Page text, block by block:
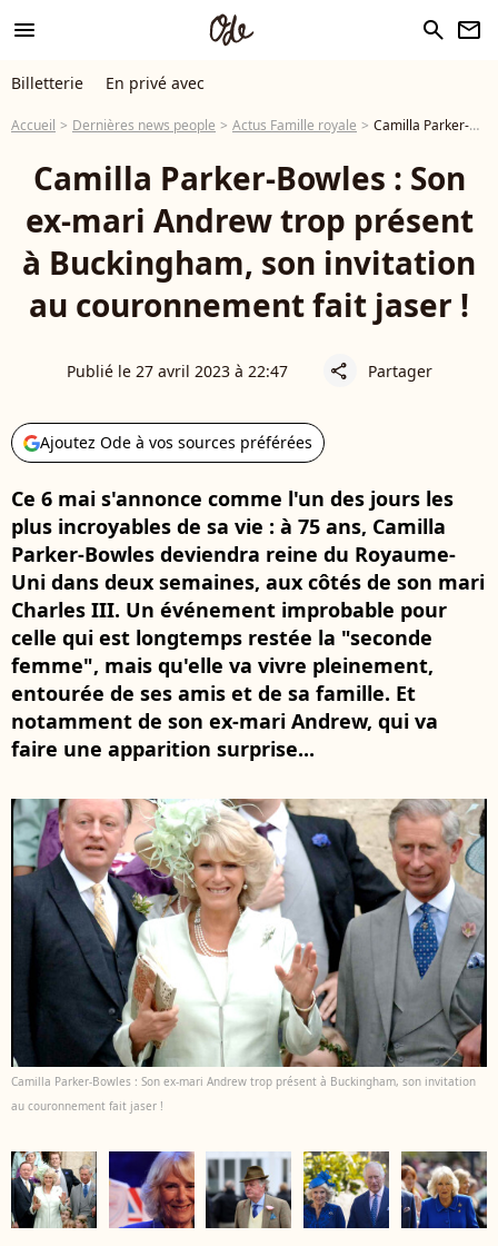
menu search newsletter
Billetterie En privé avec
Accueil Dernières news people Actus Famille royale Camilla Parker-Bowles : Son ex-mari Andrew trop présent à Buckingham, son invitation au couronnement fait jaser !
Camilla Parker-Bowles : Son
ex-mari Andrew trop présent
à Buckingham, son invitation
au couronnement fait jaser !
Publié le 27 avril 2023 à 22:47 share Partager
Ajoutez Ode à vos sources préférées
Ce 6 mai s'annonce comme l'un des jours les
plus incroyables de sa vie : à 75 ans, Camilla
Parker-Bowles deviendra reine du Royaume-
Uni dans deux semaines, aux côtés de son mari
Charles III. Un événement improbable pour
celle qui est longtemps restée la "seconde
femme", mais qu'elle va vivre pleinement,
entourée de ses amis et de sa famille. Et
notamment de son ex-mari Andrew, qui va
faire une apparition surprise...
Camilla Parker-Bowles : Son ex-mari Andrew trop présent à Buckingham, son invitation
au couronnement fait jaser !